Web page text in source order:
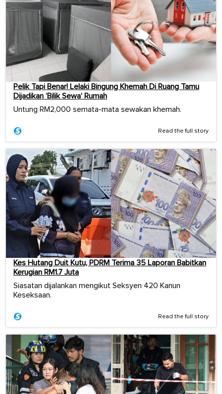
Pelik Tapi Benar! Lelaki Bingung Khemah Di Ruang Tamu
Dijadikan ‘Bilik Sewa’ Rumah
Untung RM2,000 semata-mata sewakan khemah.
Read the full story
Kes Hutang Duit Kutu, PDRM Terima 35 Laporan Babitkan
Kerugian RM1.7 Juta
Siasatan dijalankan mengikut Seksyen 420 Kanun
Keseksaan.
Read the full story